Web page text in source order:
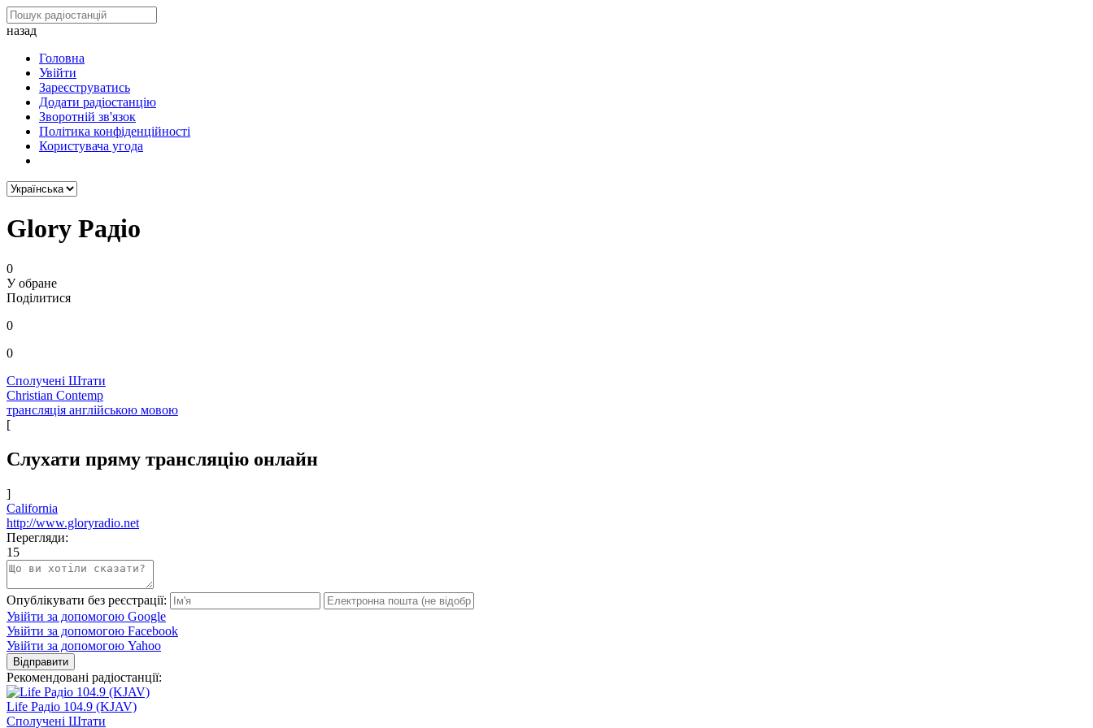
назад
Головна
Увійти
Зареєструватись
Додати радіостанцію
Зворотній зв'язок
Політика конфіденційності
Користувача угода
Glory Радіо
0
У обране
Поділитися
0
0
Сполучені Штати
Christian Contemp
трансляція англійською мовою
[
Слухати пряму трансляцію онлайн
]
California
http://www.gloryradio.net
Перегляди:
15
Опублікувати без реєстрації:
Увійти за допомогою Google
Увійти за допомогою Facebook
Увійти за допомогою Yahoo
Відправити
Рекомендовані радіостанції:
Life Радіо 104.9 (KJAV)
Сполучені Штати